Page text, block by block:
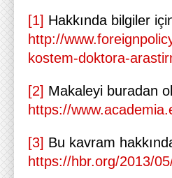
[1] Hakkında bilgiler
http://
kostem-doktora-
[2] Makaleyi buradan
https://
[3] Bu kavram
https://hbr.org/2013/